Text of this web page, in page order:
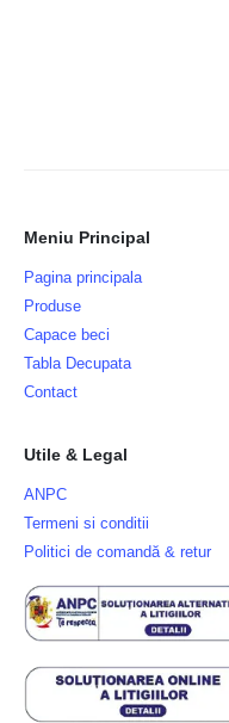
Meniu Principal
Pagina principala
Produse
Capace beci
Tabla Decupata
Contact
Utile & Legal
ANPC
Termeni si conditii
Politici de comandă & retur